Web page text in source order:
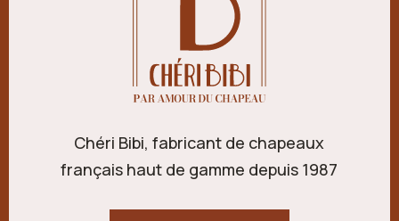
Chéri Bibi, fabricant de chapeaux
français haut de gamme depuis 1987